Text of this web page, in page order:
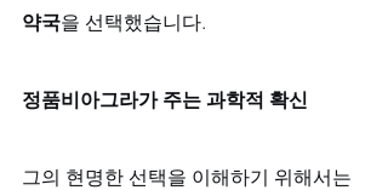
약국을 선택했습니다.
정품비아그라가 주는 과학적 확신
그의 현명한 선택을 이해하기 위해서는